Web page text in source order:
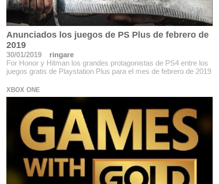
Anunciados los juegos de PS Plus de febrero de
2019
30/01/2019
ringare
For Honor y Hitman los grandes protagonistas de PS4 entre los
juegos gratis de Playstation Plus para el mes de febrero de 2019
XBOX ONE